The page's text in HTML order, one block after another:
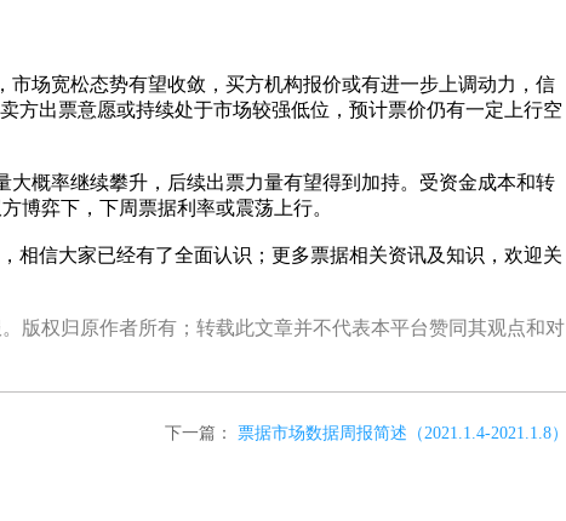
场宽松态势有望收敛，买方机构报价或有进一步上调动力，信
方出票意愿或持续处于市场较强低位，预计票价仍有一定上行空
概率继续攀升，后续出票力量有望得到加持。受资金成本和转
博弈下，下周票据利率或震荡上行。
相信大家已经有了全面认识；更多票据相关资讯及知识，欢迎关
权归原作者所有；转载此文章并不代表本平台赞同其观点和对
下一篇： 票据市场数据周报简述（2021.1.4-2021.1.8）